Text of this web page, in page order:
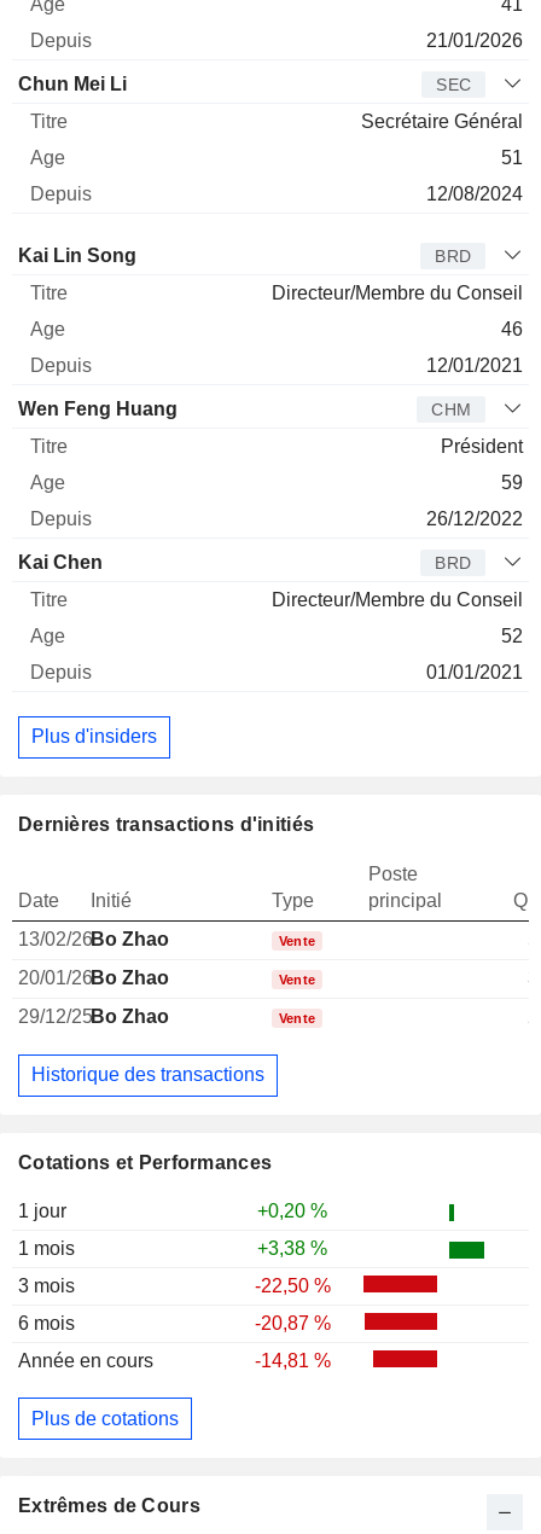
Cotations et Performances
1 jour
+0,20 %
1 mois
+3,38 %
3 mois
-22,50 %
6 mois
-20,87 %
Année en cours
-14,81 %
Plus de cotations
Extrêmes de Cours
21/01/2026
Chun Mei Li SEC
Secrétaire Général
51
12/08/2024
Administrateur
Kai Lin Song BRD
Directeur/Membre du Conseil
46
12/01/2021
Wen Feng Huang CHM
Président
59
26/12/2022
Kai Chen BRD
Directeur/Membre du Conseil
52
01/01/2021
Plus d'insiders
Dernières transactions d'initiés
Date Initié Type
Poste
principal
13/02/26Bo Zhao Vente
20/01/26Bo Zhao Vente
29/12/25Bo Zhao Vente
Historique des transactions